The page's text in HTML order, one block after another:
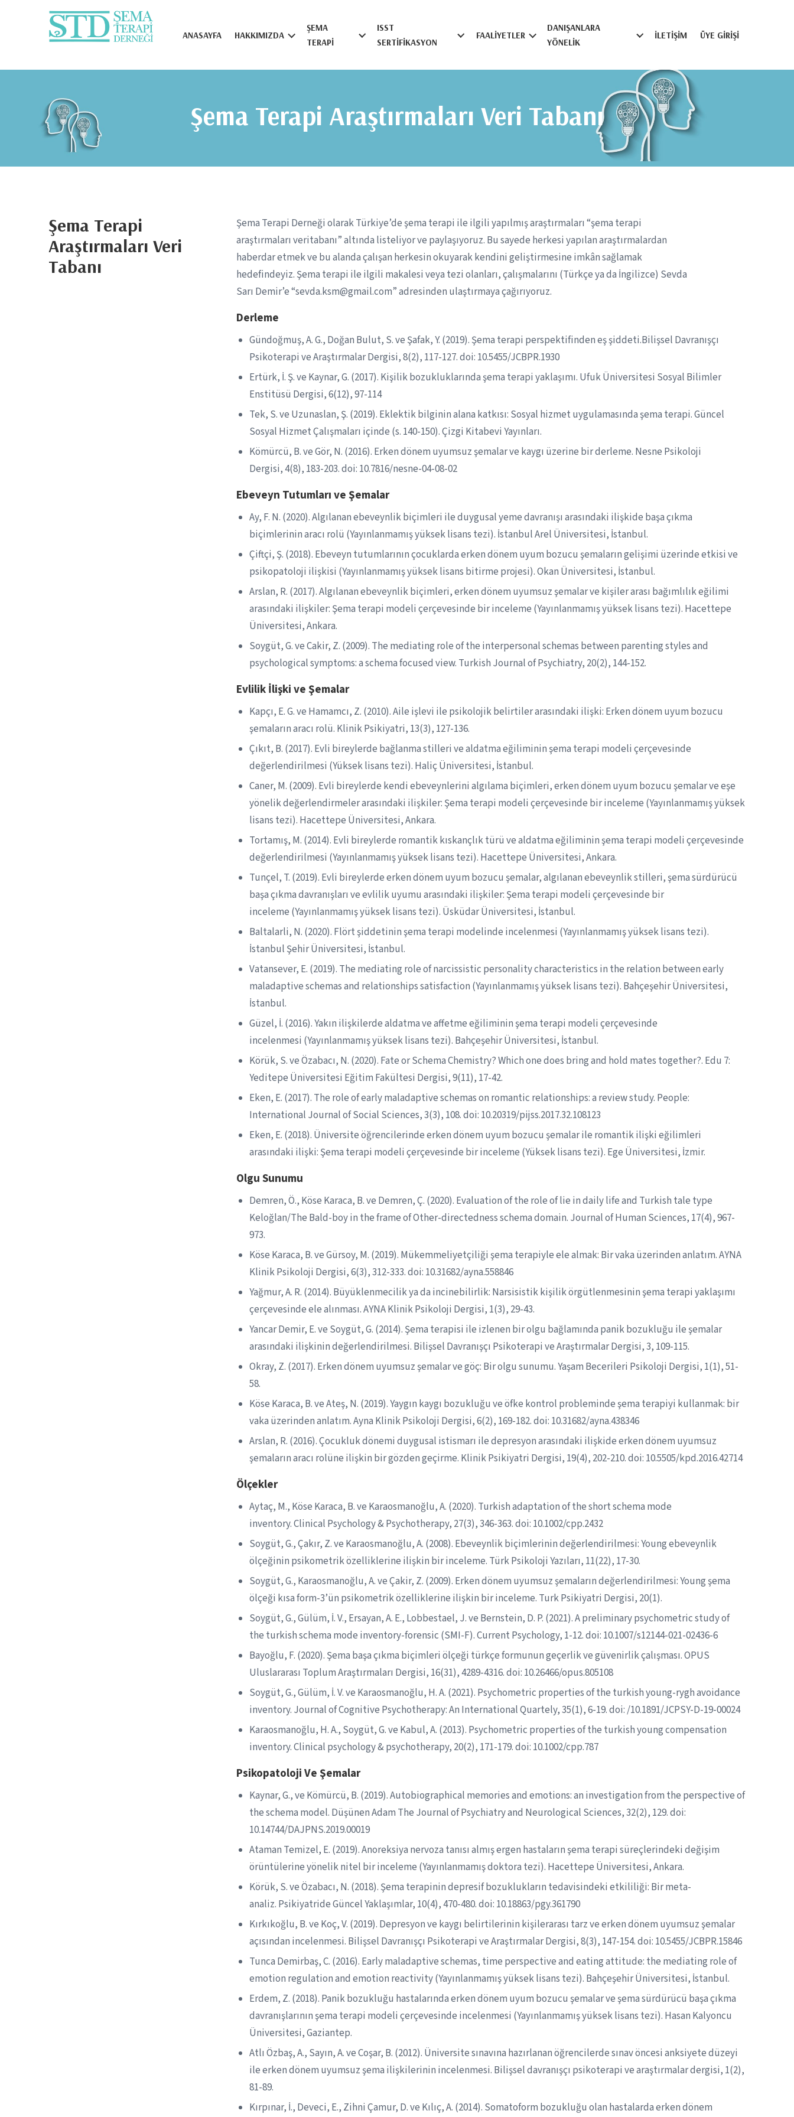
Şema Terapi Derneği ANASAYFA HAKKIMIZDA
ŞEMA
TERAPI
ISST
SERTIFIKASYON
FAALIYETLER
DANIŞANLARA
YÖNELIK
İLETIŞIM ÜYE GIRIŞI
Şema Terapi Araştırmaları Veri Tabanı
Şema Terapi
Araştırmaları Veri
Tabanı
Şema Terapi Derneği olarak Türkiye’de şema terapi ile ilgili yapılmış araştırmaları “şema terapi
araştırmaları veritabanı” altında listeliyor ve paylaşıyoruz. Bu sayede herkesi yapılan araştırmalardan
haberdar etmek ve bu alanda çalışan herkesin okuyarak kendini geliştirmesine imkân sağlamak
hedefindeyiz. Şema terapi ile ilgili makalesi veya tezi olanları, çalışmalarını (Türkçe ya da İngilizce) Sevda
Sarı Demir’e “sevda.ksm@gmail.com” adresinden ulaştırmaya çağırıyoruz.
Derleme
Gündoğmuş, A. G., Doğan Bulut, S. ve Şafak, Y. (2019). Şema terapi perspektifinden eş şiddeti.Bilişsel Davranışçı
Psikoterapi ve Araştırmalar Dergisi, 8(2), 117-127. doi: 10.5455/JCBPR.1930
Ertürk, İ. Ş. ve Kaynar, G. (2017). Kişilik bozukluklarında şema terapi yaklaşımı. Ufuk Üniversitesi Sosyal Bilimler
Enstitüsü Dergisi, 6(12), 97-114
Tek, S. ve Uzunaslan, Ş. (2019). Eklektik bilginin alana katkısı: Sosyal hizmet uygulamasında şema terapi. Güncel
Sosyal Hizmet Çalışmaları içinde (s. 140-150). Çizgi Kitabevi Yayınları.
Kömürcü, B. ve Gör, N. (2016). Erken dönem uyumsuz şemalar ve kaygı üzerine bir derleme. Nesne Psikoloji
Dergisi, 4(8), 183-203. doi: 10.7816/nesne-04-08-02
Ebeveyn Tutumları ve Şemalar
Ay, F. N. (2020). Algılanan ebeveynlik biçimleri ile duygusal yeme davranışı arasındaki ilişkide başa çıkma
biçimlerinin aracı rolü (Yayınlanmamış yüksek lisans tezi). İstanbul Arel Üniversitesi, İstanbul.
Çiftçi, Ş. (2018). Ebeveyn tutumlarının çocuklarda erken dönem uyum bozucu şemaların gelişimi üzerinde etkisi ve
psikopatoloji ilişkisi (Yayınlanmamış yüksek lisans bitirme projesi). Okan Üniversitesi, İstanbul.
Arslan, R. (2017). Algılanan ebeveynlik biçimleri, erken dönem uyumsuz şemalar ve kişiler arası bağımlılık eğilimi
arasındaki ilişkiler: Şema terapi modeli çerçevesinde bir inceleme (Yayınlanmamış yüksek lisans tezi). Hacettepe
Üniversitesi, Ankara.
Soygüt, G. ve Cakir, Z. (2009). The mediating role of the interpersonal schemas between parenting styles and
psychological symptoms: a schema focused view. Turkish Journal of Psychiatry, 20(2), 144-152.
Evlilik İlişki ve Şemalar
Kapçı, E. G. ve Hamamcı, Z. (2010). Aile işlevi ile psikolojik belirtiler arasındaki ilişki: Erken dönem uyum bozucu
şemaların aracı rolü. Klinik Psikiyatri, 13(3), 127-136.
Çıkıt, B. (2017). Evli bireylerde bağlanma stilleri ve aldatma eğiliminin şema terapi modeli çerçevesinde
değerlendirilmesi (Yüksek lisans tezi). Haliç Üniversitesi, İstanbul.
Caner, M. (2009). Evli bireylerde kendi ebeveynlerini algılama biçimleri, erken dönem uyum bozucu şemalar ve eşe
yönelik değerlendirmeler arasındaki ilişkiler: Şema terapi modeli çerçevesinde bir inceleme (Yayınlanmamış yüksek
lisans tezi). Hacettepe Üniversitesi, Ankara.
Tortamış, M. (2014). Evli bireylerde romantik kıskançlık türü ve aldatma eğiliminin şema terapi modeli çerçevesinde
değerlendirilmesi (Yayınlanmamış yüksek lisans tezi). Hacettepe Üniversitesi, Ankara.
Tunçel, T. (2019). Evli bireylerde erken dönem uyum bozucu şemalar, algılanan ebeveynlik stilleri, şema sürdürücü
başa çıkma davranışları ve evlilik uyumu arasındaki ilişkiler: Şema terapi modeli çerçevesinde bir
inceleme (Yayınlanmamış yüksek lisans tezi). Üsküdar Üniversitesi, İstanbul.
Baltalarli, N. (2020). Flört şiddetinin şema terapi modelinde incelenmesi (Yayınlanmamış yüksek lisans tezi).
İstanbul Şehir Üniversitesi, İstanbul.
Vatansever, E. (2019). The mediating role of narcissistic personality characteristics in the relation between early
maladaptive schemas and relationships satisfaction (Yayınlanmamış yüksek lisans tezi). Bahçeşehir Üniversitesi,
İstanbul.
Güzel, İ. (2016). Yakın ilişkilerde aldatma ve affetme eğiliminin şema terapi modeli çerçevesinde
incelenmesi (Yayınlanmamış yüksek lisans tezi). Bahçeşehir Üniversitesi, İstanbul.
Körük, S. ve Özabacı, N. (2020). Fate or Schema Chemistry? Which one does bring and hold mates together?. Edu 7:
Yeditepe Üniversitesi Eğitim Fakültesi Dergisi, 9(11), 17-42.
Eken, E. (2017). The role of early maladaptive schemas on romantic relationships: a review study. People:
International Journal of Social Sciences, 3(3), 108. doi: 10.20319/pijss.2017.32.108123
Eken, E. (2018). Üniversite öğrencilerinde erken dönem uyum bozucu şemalar ile romantik ilişki eğilimleri
arasındaki ilişki: Şema terapi modeli çerçevesinde bir inceleme (Yüksek lisans tezi). Ege Üniversitesi, İzmir.
Olgu Sunumu
Demren, Ö., Köse Karaca, B. ve Demren, Ç. (2020). Evaluation of the role of lie in daily life and Turkish tale type
Keloğlan/The Bald-boy in the frame of Other-directedness schema domain. Journal of Human Sciences, 17(4), 967-
973.
Köse Karaca, B. ve Gürsoy, M. (2019). Mükemmeliyetçiliği şema terapiyle ele almak: Bir vaka üzerinden anlatım. AYNA
Klinik Psikoloji Dergisi, 6(3), 312-333. doi: 10.31682/ayna.558846
Yağmur, A. R. (2014). Büyüklenmecilik ya da incinebilirlik: Narsisistik kişilik örgütlenmesinin şema terapi yaklaşımı
çerçevesinde ele alınması. AYNA Klinik Psikoloji Dergisi, 1(3), 29-43.
Yancar Demir, E. ve Soygüt, G. (2014). Şema terapisi ile izlenen bir olgu bağlamında panik bozukluğu ile şemalar
arasındaki ilişkinin değerlendirilmesi. Bilişsel Davranışçı Psikoterapi ve Araştırmalar Dergisi, 3, 109-115.
Okray, Z. (2017). Erken dönem uyumsuz şemalar ve göç: Bir olgu sunumu. Yaşam Becerileri Psikoloji Dergisi, 1(1), 51-
58.
Köse Karaca, B. ve Ateş, N. (2019). Yaygın kaygı bozukluğu ve öfke kontrol probleminde şema terapiyi kullanmak: bir
vaka üzerinden anlatım. Ayna Klinik Psikoloji Dergisi, 6(2), 169-182. doi: 10.31682/ayna.438346
Arslan, R. (2016). Çocukluk dönemi duygusal istismarı ile depresyon arasındaki ilişkide erken dönem uyumsuz
şemaların aracı rolüne ilişkin bir gözden geçirme. Klinik Psikiyatri Dergisi, 19(4), 202-210. doi: 10.5505/kpd.2016.42714
Ölçekler
Aytaç, M., Köse Karaca, B. ve Karaosmanoğlu, A. (2020). Turkish adaptation of the short schema mode
inventory. Clinical Psychology & Psychotherapy, 27(3), 346-363. doi: 10.1002/cpp.2432
Soygüt, G., Çakır, Z. ve Karaosmanoğlu, A. (2008). Ebeveynlik biçimlerinin değerlendirilmesi: Young ebeveynlik
ölçeğinin psikometrik özelliklerine ilişkin bir inceleme. Türk Psikoloji Yazıları, 11(22), 17-30.
Soygüt, G., Karaosmanoğlu, A. ve Çakir, Z. (2009). Erken dönem uyumsuz şemaların değerlendirilmesi: Young şema
ölçeği kısa form-3’ün psikometrik özelliklerine ilişkin bir inceleme. Turk Psikiyatri Dergisi, 20(1).
Soygüt, G., Gülüm, İ. V., Ersayan, A. E., Lobbestael, J. ve Bernstein, D. P. (2021). A preliminary psychometric study of
the turkish schema mode inventory-forensic (SMI-F). Current Psychology, 1-12. doi: 10.1007/s12144-021-02436-6
Bayoğlu, F. (2020). Şema başa çıkma biçimleri ölçeği türkçe formunun geçerlik ve güvenirlik çalışması. OPUS
Uluslararası Toplum Araştırmaları Dergisi, 16(31), 4289-4316. doi: 10.26466/opus.805108
Soygüt, G., Gülüm, İ. V. ve Karaosmanoğlu, H. A. (2021). Psychometric properties of the turkish young-rygh avoidance
inventory. Journal of Cognitive Psychotherapy: An International Quartely, 35(1), 6-19. doi: /10.1891/JCPSY-D-19-00024
Karaosmanoğlu, H. A., Soygüt, G. ve Kabul, A. (2013). Psychometric properties of the turkish young compensation
inventory. Clinical psychology & psychotherapy, 20(2), 171-179. doi: 10.1002/cpp.787
Psikopatoloji Ve Şemalar
Kaynar, G., ve Kömürcü, B. (2019). Autobiographical memories and emotions: an investigation from the perspective of
the schema model. Düşünen Adam The Journal of Psychiatry and Neurological Sciences, 32(2), 129. doi:
10.14744/DAJPNS.2019.00019
Ataman Temizel, E. (2019). Anoreksiya nervoza tanısı almış ergen hastaların şema terapi süreçlerindeki değişim
örüntülerine yönelik nitel bir inceleme (Yayınlanmamış doktora tezi). Hacettepe Üniversitesi, Ankara.
Körük, S. ve Özabacı, N. (2018). Şema terapinin depresif bozuklukların tedavisindeki etkililiği: Bir meta-
analiz. Psikiyatride Güncel Yaklaşımlar, 10(4), 470-480. doi: 10.18863/pgy.361790
Kırkıkoğlu, B. ve Koç, V. (2019). Depresyon ve kaygı belirtilerinin kişilerarası tarz ve erken dönem uyumsuz şemalar
açısından incelenmesi. Bilişsel Davranışçı Psikoterapi ve Araştırmalar Dergisi, 8(3), 147-154. doi: 10.5455/JCBPR.15846
Tunca Demirbaş, C. (2016). Early maladaptive schemas, time perspective and eating attitude: the mediating role of
emotion regulation and emotion reactivity (Yayınlanmamış yüksek lisans tezi). Bahçeşehir Üniversitesi, İstanbul.
Erdem, Z. (2018). Panik bozukluğu hastalarında erken dönem uyum bozucu şemalar ve şema sürdürücü başa çıkma
davranışlarının şema terapi modeli çerçevesinde incelenmesi (Yayınlanmamış yüksek lisans tezi). Hasan Kalyoncu
Üniversitesi, Gaziantep.
Atlı Özbaş, A., Sayın, A. ve Coşar, B. (2012). Üniversite sınavına hazırlanan öğrencilerde sınav öncesi anksiyete düzeyi
ile erken dönem uyumsuz şema ilişkilerinin incelenmesi. Bilişsel davranışçı psikoterapi ve araştırmalar dergisi, 1(2),
81-89.
Kırpınar, İ., Deveci, E., Zihni Çamur, D. ve Kılıç, A. (2014). Somatoform bozukluğu olan hastalarda erken dönem